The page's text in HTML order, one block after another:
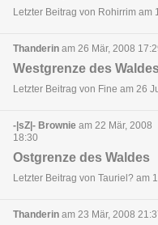
Letzter Beitrag von Rohirrim am
Thanderin am 26 Mär, 2008
Westgrenze des
Letzter Beitrag von Fine am 26
-|sZ|- Brownie am 22 Mär, 2008
18:30
Ostgrenze des Waldes
Letzter Beitrag von Tauriel? am
Thanderin am 23 Mär, 2008